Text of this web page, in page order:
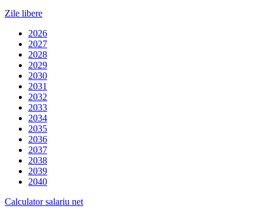
Zile libere
2026
2027
2028
2029
2030
2031
2032
2033
2034
2035
2036
2037
2038
2039
2040
Calculator salariu net